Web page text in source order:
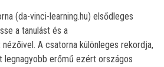
(da-vinci-learning.hu) elsődleges
a tanulást és a
A csatorna különleges rekordja,
erőmű ezért országos